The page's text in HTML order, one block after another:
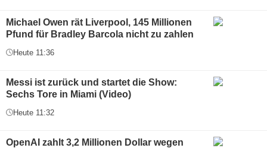
Michael Owen rät Liverpool, 145 Millionen
Pfund für Bradley Barcola nicht zu zahlen
Heute 11:36
Messi ist zurück und startet die Show:
Sechs Tore in Miami (Video)
Heute 11:32
OpenAI zahlt 3,2 Millionen Dollar wegen